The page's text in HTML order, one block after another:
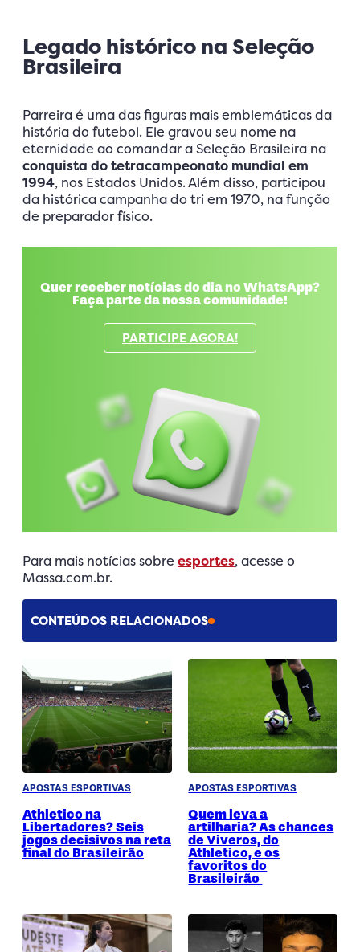
Legado histórico na Seleção
Brasileira
Parreira é uma das figuras mais emblemáticas da
história do futebol. Ele gravou seu nome na
eternidade ao comandar a Seleção Brasileira na
conquista do tetracampeonato mundial em
1994, nos Estados Unidos. Além disso, participou
da histórica campanha do tri em 1970, na função
de preparador físico.
Quer receber notícias do dia no WhatsApp?
Faça parte da nossa comunidade!
PARTICIPE AGORA!
Para mais notícias sobre esportes, acesse o
Massa.com.br.
CONTEÚDOS RELACIONADOS
APOSTAS ESPORTIVAS
Athletico na
Libertadores? Seis
jogos decisivos na reta
final do Brasileirão
APOSTAS ESPORTIVAS
Quem leva a
artilharia? As chances
de Viveros, do
Athletico, e os
favoritos do
Brasileirão